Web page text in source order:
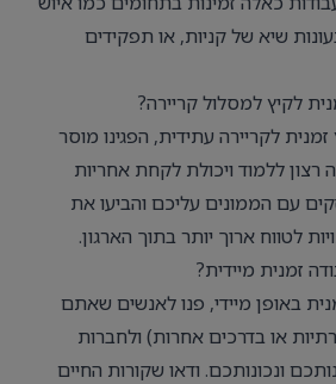
שיא של קניות, או תפקידים
לקיץ למסלול קריירה?
לקריירה עתידית, הפגינו מוסר
רצון ללמוד ויכולת לקחת אחריות
עם הממונים עליכם והביעו את
לטווח ארוך יותר בתוך הארגון.
זמנית מיידית?
באופן מיידי, פנו לאנשים שאתם
או בדרכים אחרות) ולחברות
ונכונותכם. ודאו שקורות החיים